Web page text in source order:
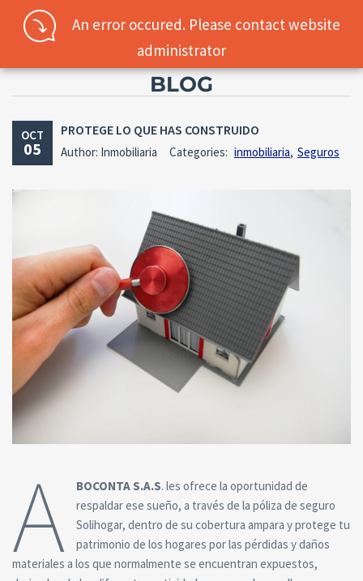
Username
Password
Forgot
password? SIGN IN
Remember me
BLOG
OCT
05
PROTEGE LO QUE HAS CONSTRUIDO
Author: Inmobiliaria Categories: inmobiliaria, Seguros
A BOCONTA S.A.S. les ofrece la oportunidad de
respaldar ese sueño, a través de la póliza de seguro
Solihogar, dentro de su cobertura ampara y protege tu
patrimonio de los hogares por las pérdidas y daños
materiales a los que normalmente se encuentran expuestos,
An error occured. Please contact website
administrator